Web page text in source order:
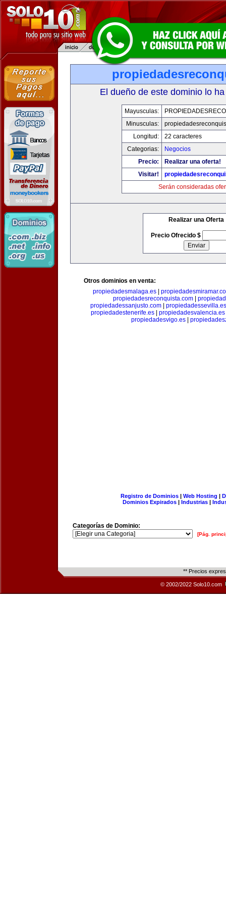
El dueño de este dominio lo
Mayusculas:
Minusculas:
Longitud:
22 caracteres
Categorias:
Negocios
Precio:
Realizar una oferta!
Visitar!
Serán consideradas
Realizar una Oferta
Precio Ofrecido $
Otros dominios en venta:
propiedadesmalaga.es|
propiedadesreconquista.com
propiedadessanjusto.com| propiedadessevilla.es
propiedadestenerife.es| propiedadesvalencia.es
propiedadesvigo.es|
Registro de Dominios| Web Hosting |
Dominios Expirados | Industrias |
Categorías de Dominio:
[Pág.
** Precios
© 2002/2022 Solo10.com